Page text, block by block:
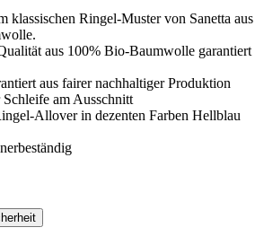
klassischen Ringel-Muster von Sanetta aus
aus 100% Bio-Baumwolle garantiert
aus fairer nachhaltiger Produktion
am Ausschnitt
Allover in dezenten Farben Hellblau